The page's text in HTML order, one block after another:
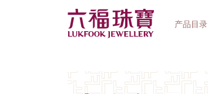
产品目录